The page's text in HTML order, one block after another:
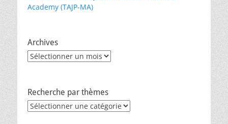
Academy (TAJP-MA)
Archives
Archives
Recherche par thèmes
Recherche